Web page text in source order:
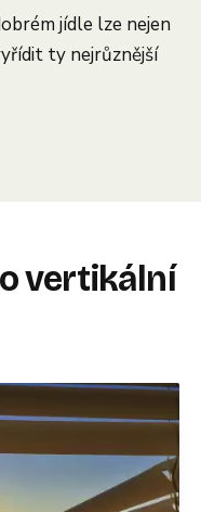
jídle lze nejen
ty nejrůznější
vertikální